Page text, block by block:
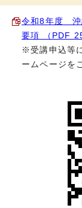
令和8年度 沖
要項 （PDF
※受講申込等
ームページを